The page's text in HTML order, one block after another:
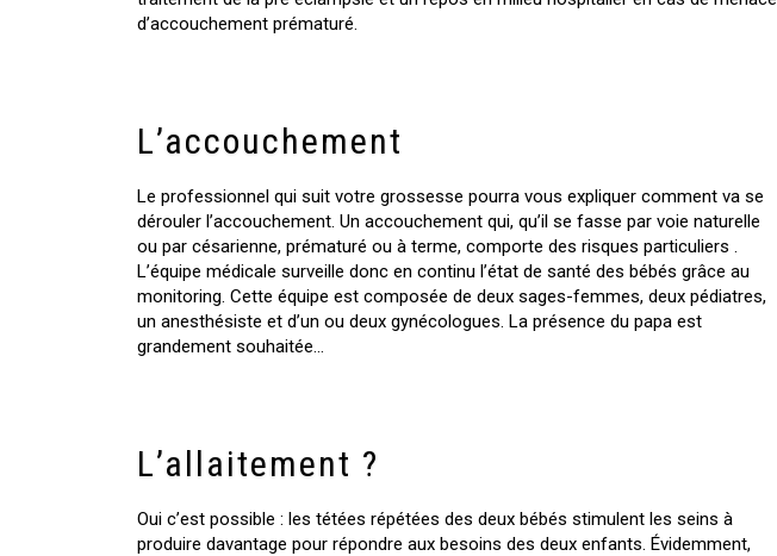
d’accouchement prématuré.
L’accouchement
Le professionnel qui suit votre grossesse pourra vous expliquer comment va se
dérouler l’accouchement. Un accouchement qui, qu’il se fasse par voie naturelle
ou par césarienne, prématuré ou à terme, comporte des risques particuliers .
L’équipe médicale surveille donc en continu l’état de santé des bébés grâce au
monitoring. Cette équipe est composée de deux sages-femmes, deux pédiatres,
un anesthésiste et d’un ou deux gynécologues. La présence du papa est
grandement souhaitée…
L’allaitement ?
Oui c’est possible : les tétées répétées des deux bébés stimulent les seins à
produire davantage pour répondre aux besoins des deux enfants. Évidemment,